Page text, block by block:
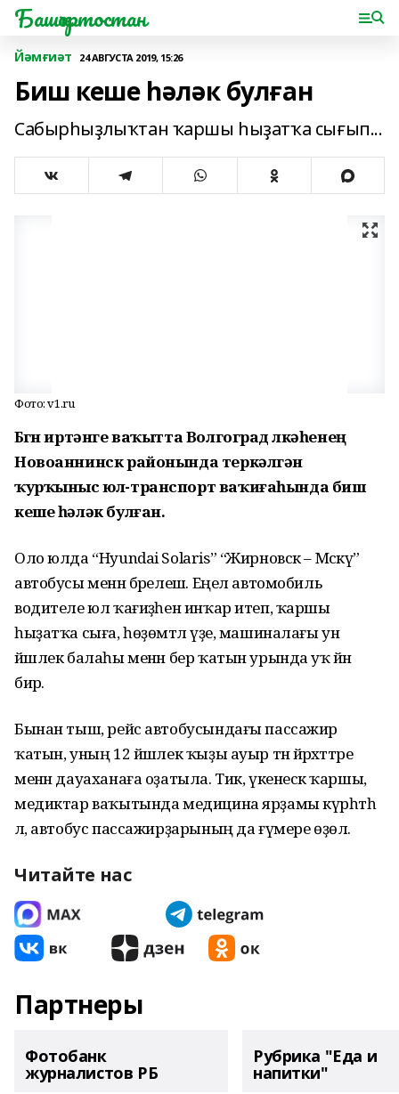
Башҡортостан
Йәмғиәт 24 АВГУСТА 2019, 15:26
Биш кеше һәләк булған
Сабырһыҙлыҡтан ҡаршы һыҙатҡа сығып...
Фото: v1.ru
Бөгөн иртәнге ваҡытта Волгоград өлкәһенең
Новоаннинск районында теркәлгән
ҡурҡыныс юл-транспорт ваҡиғаһында биш
кеше һәләк булған.
Оло юлда “Hyundai Solaris” “Жирновск – Мәскәү”
автобусы менән бәрелешә. Еңел автомобиль
водителе юл ҡағиҙәһен инҡар итеп, ҡаршы
һыҙатҡа сыға, һөҙөмтәлә үҙе, машиналағы ун
йәшлек балаһы менән бер ҡатын урында уҡ йән
бирә.
Бынан тыш, рейс автобусындағы пассажир
ҡатын, уның 12 йәшлек ҡыҙы ауыр тән йәрәхәттәре
менән дауаханаға оҙатыла. Тик, үкенескә ҡаршы,
медиктар ваҡытында медицина ярҙамы күрһәтһә
лә, автобус пассажирҙарының да ғүмере өҙөлә.
Читайте нас
Партнеры
Фотобанк
журналистов РБ
Рубрика "Еда и
напитки"